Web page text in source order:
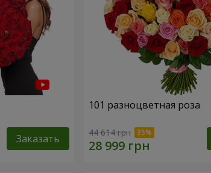
Заказать
101 разноцветная роза
44 614 грн